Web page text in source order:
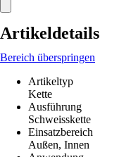
Artikeldetails
Bereich überspringen
Artikeltyp
Kette
Ausführung
Schweisskette
Einsatzbereich
Außen, Innen